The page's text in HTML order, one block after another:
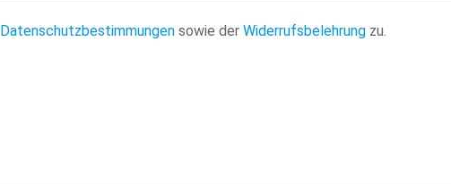
Datenschutzbestimmungen sowie derWiderrufsbelehrung zu.